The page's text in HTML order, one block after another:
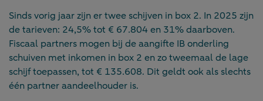
Sinds vorig jaar zijn er twee schijven in box 2. In 2025 zijn
de tarieven: 24,5% tot € 67.804 en 31% daarboven.
Fiscaal partners mogen bij de aangifte IB onderling
schuiven met inkomen in box 2 en zo tweemaal de lage
schijf toepassen, tot € 135.608. Dit geldt ook als slechts
één partner aandeelhouder is.